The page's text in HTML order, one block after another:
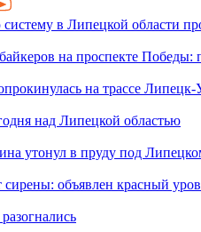
в Липецкой области
на проспекте Победы:
на трассе
над Липецкой областью
утонул в пруду под
объявлен красный